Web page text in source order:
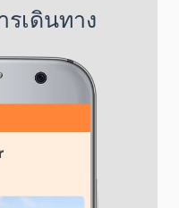
เดินทาง